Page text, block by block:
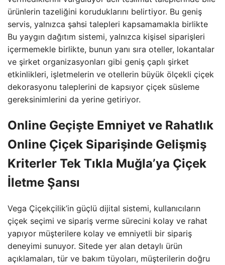
ürünlerin tazeliğini koruduklarını belirtiyor. Bu geniş
servis, yalnızca şahsi talepleri kapsamamakla birlikte
Bu yaygın dağıtım sistemi, yalnızca kişisel siparişleri
içermemekle birlikte, bunun yanı sıra oteller, lokantalar
ve şirket organizasyonları gibi geniş çaplı şirket
etkinlikleri, işletmelerin ve otellerin büyük ölçekli çiçek
dekorasyonu taleplerini de kapsıyor çiçek süsleme
gereksinimlerini da yerine getiriyor.
Online Geçişte Emniyet ve Rahatlık
Online Çiçek Siparişinde Gelişmiş
Kriterler Tek Tıkla Muğla’ya Çiçek
İletme Şansı
Vega Çiçekçilik’in güçlü dijital sistemi, kullanıcıların
çiçek seçimi ve sipariş verme sürecini kolay ve rahat
yapıyor müşterilere kolay ve emniyetli bir sipariş
deneyimi sunuyor. Sitede yer alan detaylı ürün
açıklamaları, tür ve bakım tüyoları, müşterilerin doğru